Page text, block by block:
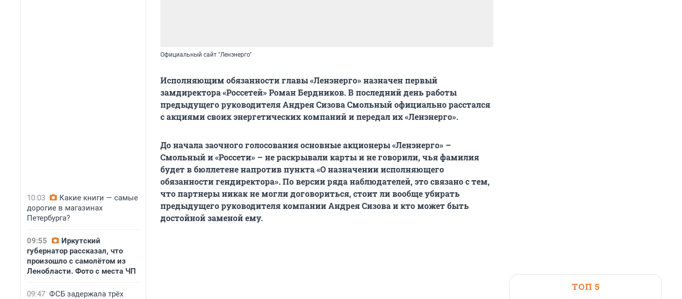
10:03
Какие книги — самые
дорогие в магазинах
Петербурга?
09:55
Иркутский
губернатор рассказал, что
произошло с самолётом из
Ленобласти. Фото с места ЧП
09:47 ФСБ задержала трёх
Официальный сайт "Ленэнерго"
Исполняющим обязанности главы «Ленэнерго» назначен первый
замдиректора «Россетей» Роман Бердников. В последний день работы
предыдущего руководителя Андрея Сизова Смольный официально расстался
с акциями своих энергетических компаний и передал их «Ленэнерго».
До начала заочного голосования основные акционеры «Ленэнерго» –
Смольный и «Россети» – не раскрывали карты и не говорили, чья фамилия
будет в бюллетене напротив пункта «О назначении исполняющего
обязанности гендиректора». По версии ряда наблюдателей, это связано с тем,
что партнеры никак не могли договориться, стоит ли вообще убирать
предыдущего руководителя компании Андрея Сизова и кто может быть
достойной заменой ему.
ТОП 5